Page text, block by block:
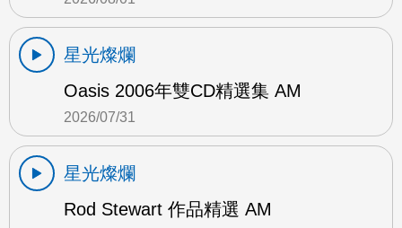
星光燦爛
Oasis 2006年雙CD精選集 AM
2026/07/31
星光燦爛
Rod Stewart 作品精選 AM